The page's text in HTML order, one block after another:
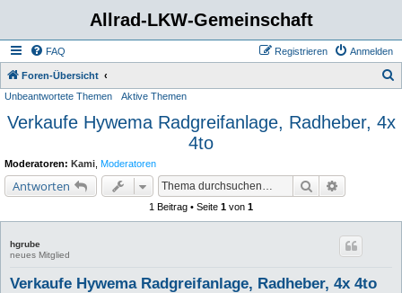
Allrad-LKW-Gemeinschaft
FAQ Anmelden
Registrieren
Foren-Übersicht
Unbeantwortete Themen Aktive Themen
Verkaufe Hywema Radgreifanlage, Radheber, 4x
4to
Moderatoren: Kami Moderatoren
Antworten Suche
1 Beitrag • Seite 1 von 1
hgrube
neues Mitglied
Verkaufe Hywema Radgreifanlage, Radheber, 4x 4to